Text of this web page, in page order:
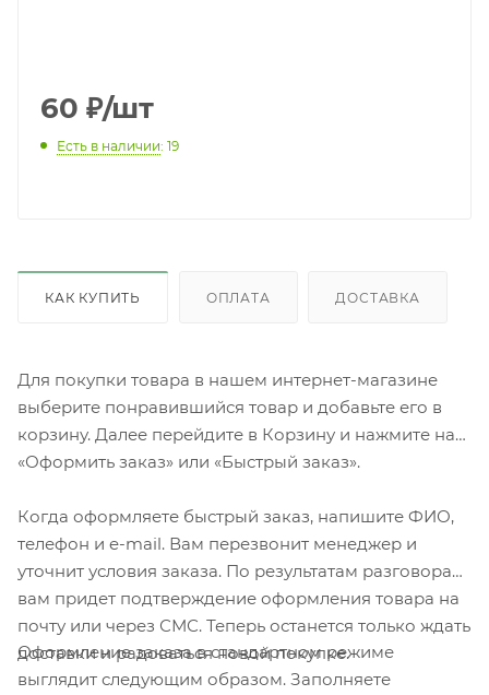
60 ₽/шт
Есть в наличии: 19
КАК КУПИТЬ ОПЛАТА ДОСТАВКА
Для покупки товара в нашем интернет-магазине
выберите понравившийся товар и добавьте его в
корзину. Далее перейдите в Корзину и нажмите на
«Оформить заказ» или «Быстрый заказ».
Когда оформляете быстрый заказ, напишите ФИО,
телефон и e-mail. Вам перезвонит менеджер и
уточнит условия заказа. По результатам разговора
вам придет подтверждение оформления товара на
почту или через СМС. Теперь останется только ждать
доставки и радоваться новой покупке.
Оформление заказа в стандартном режиме
выглядит следующим образом. Заполняете